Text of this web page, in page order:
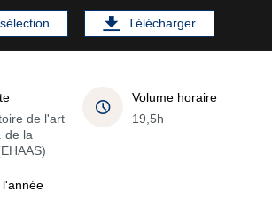
Télécharger
de l'art
de la
Volume horaire
19,5h
l'année